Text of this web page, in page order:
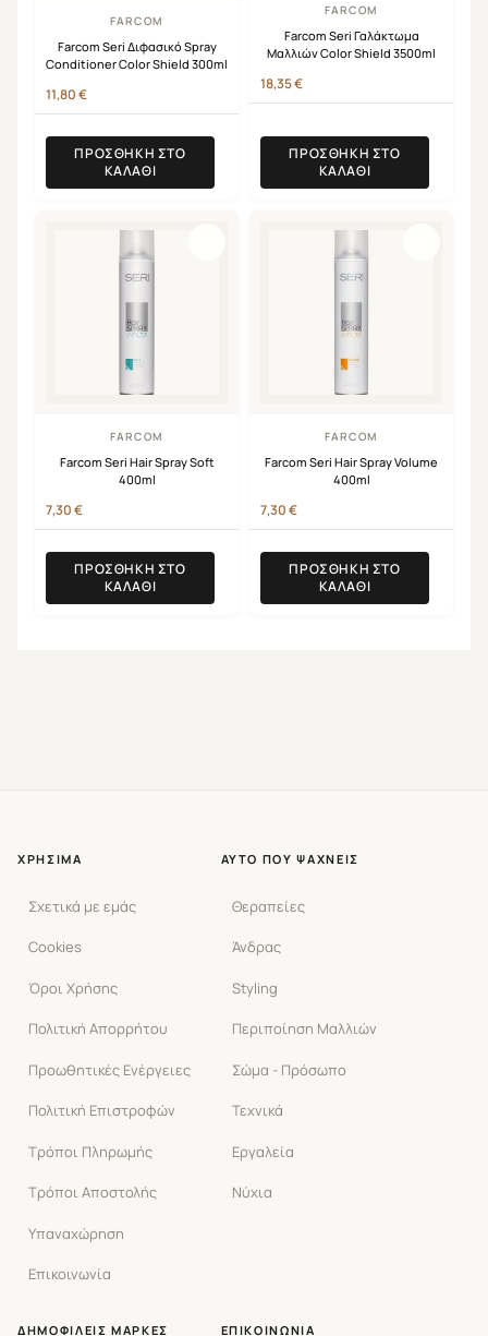
FARCOM
Farcom Seri Διφασικό Spray
Conditioner Color Shield 300ml
11,80€
ΠΡΟΣΘΉΚΗ ΣΤΟ
ΚΑΛΆΘΙ
FARCOM
Farcom Seri Γαλάκτωμα
Μαλλιών Color Shield 3500ml
18,35€
ΠΡΟΣΘΉΚΗ ΣΤΟ
ΚΑΛΆΘΙ
FARCOM
Farcom Seri Hair Spray Soft
400ml
7,30€
ΠΡΟΣΘΉΚΗ ΣΤΟ
ΚΑΛΆΘΙ
FARCOM
Farcom Seri Hair Spray Volume
400ml
7,30€
ΠΡΟΣΘΉΚΗ ΣΤΟ
ΚΑΛΆΘΙ
ΧΡΉΣΙΜΑ
Σχετικά με εμάς
Cookies
Όροι Χρήσης
Πολιτική Απορρήτου
Προωθητικές Ενέργειες
Πολιτική Επιστροφών
Τρόποι Πληρωμής
Τρόποι Αποστολής
Υπαναχώρηση
Επικοινωνία
ΑΥΤΌ ΠΟΥ ΨΆΧΝΕΙΣ
Θεραπείες
Άνδρας
Styling
Περιποίηση Μαλλιών
Σώμα - Πρόσωπο
Τεχνικά
Εργαλεία
Νύχια
ΔΗΜΟΦΙΛΕΊΣ ΜΆΡΚΕΣ ΕΠΙΚΟΙΝΩΝΊΑ